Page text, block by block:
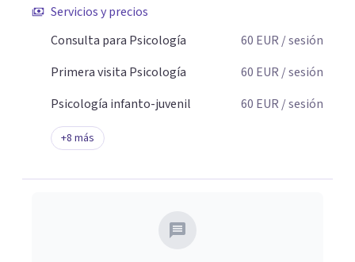
Servicios y precios
Consulta para Psicología
60 EUR / sesión
Primera visita Psicología
60 EUR / sesión
Psicología infanto-juvenil
60 EUR / sesión
+8 más